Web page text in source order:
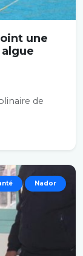
une
de
Nador